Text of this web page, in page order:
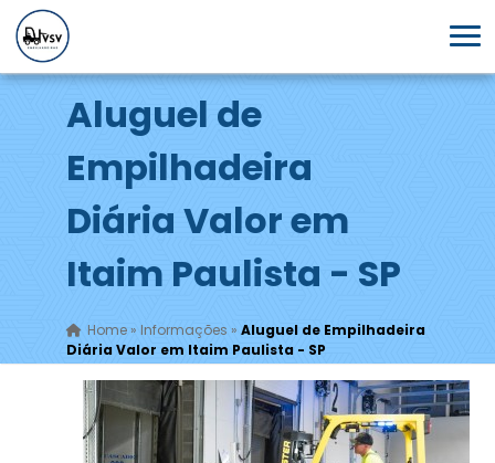
Aluguel de
Empilhadeira
Diária Valor em
Itaim Paulista - SP
Home» Informações » Aluguel de Empilhadeira
Diária Valor em Itaim Paulista - SP